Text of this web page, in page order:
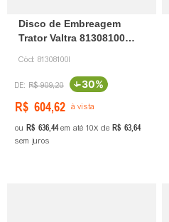
Disco de Embreagem
Trator Valtra 81308100
Cód: 81308100I
R$ 909,20 -30%
R$ 604,62 à vista
ou R$ 636,44em até 10 de R$ 63,64
sem juros